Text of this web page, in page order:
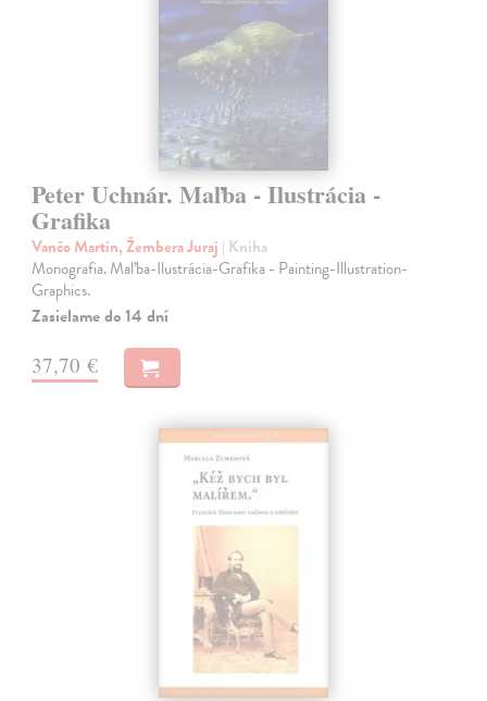
Peter Uchnár. Maľba - Ilustrácia -
Grafika
Vančo Martin, Žembera Juraj | Kniha
Monografia. Maľba-Ilustrácia-Grafika - Painting-Illustration-
Graphics.
Zasielame do 14 dní
37,70 €